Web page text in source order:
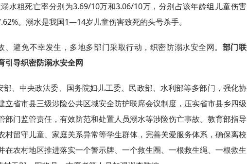
水粗死亡率分别为3.69/10万和3.06/10万，分别占该年龄组儿童伤害
。溺水是我国1—14岁儿童伤害致死的头号杀手。
、避免不幸发生，多地多部门采取行动，织密防溺水安全网。 部门联
引导织密防溺水安全网
部、中央政法委、国务院妇儿工委、民政部、水利部等多部门，强化协
立省市县三级涉险公共区域安全防护联席会议制度，压实省市县乡四级
部门监管责任，有效防范和处置人员溺水等涉险伤亡事故。教育部指导
村留守儿童、家庭关系异常等学生群体，完善关爱服务体系，确保离校
在农村地区推进落实一个警示牌、一个救生圈、一根救生绳、一根救生